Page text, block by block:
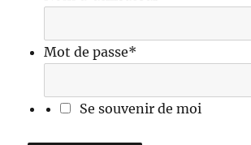
Mot de passe*
Se souvenir de moi